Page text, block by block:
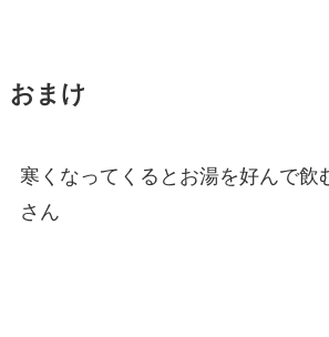
おまけ
寒くなってくるとお湯を好んで飲
さん